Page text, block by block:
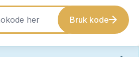
Bruk kode